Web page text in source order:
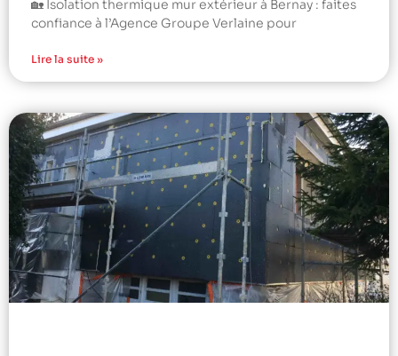
🏡 Isolation thermique mur extérieur à Bernay : faites
confiance à l’Agence Groupe Verlaine pour
Lire la suite »